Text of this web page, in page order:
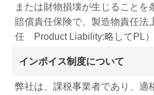
または財物損壊が生じることを
賠償責任保険で、製造物責任法
任 Product Liability:略してPL）
インボイス制度について
弊社は、課税事業者であり、適